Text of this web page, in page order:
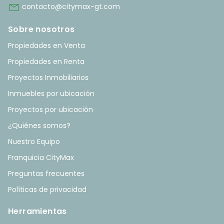
mail contacto@citymax-gt.com
Sobre nosotros
Propiedades en Venta
Propiedades en Renta
Proyectos Inmobiliarios
Inmuebles por ubicación
Proyectos por ubicación
¿Quiénes somos?
Nuestro Equipo
Franquicia CityMax
Preguntas frecuentes
Políticas de privacidad
Herramientas